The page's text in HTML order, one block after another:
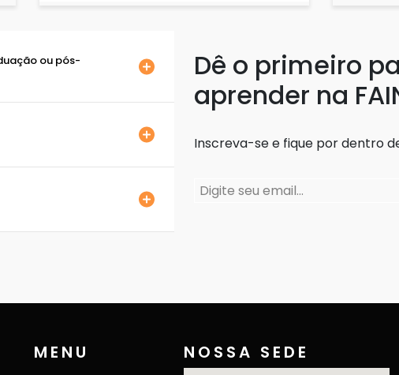
ou pós-
Dê o primeiro
aprender na
Inscreva-se e fique por dentro
MENU NOSSA SEDE